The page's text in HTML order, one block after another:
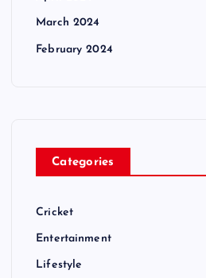
March 2024
February 2024
Categories
Cricket
Entertainment
Lifestyle